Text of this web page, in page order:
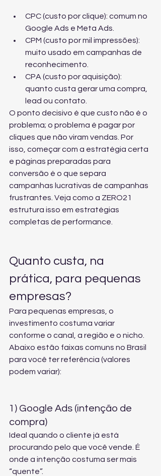
CPC (custo por clique): comum no
Google Ads e Meta Ads.
CPM (custo por mil impressões):
muito usado em campanhas de
reconhecimento.
CPA (custo por aquisição):
quanto custa gerar uma compra,
lead ou contato.
O ponto decisivo é que custo não é o
problema; o problema é pagar por
cliques que não viram vendas. Por
isso, começar com a estratégia certa
e páginas preparadas para
conversão é o que separa
campanhas lucrativas de campanhas
frustrantes. Veja como a ZERO21
estrutura isso em estratégias
completas de performance
Quanto custa, na
prática, para pequenas
empresas?
Para pequenas empresas, o
investimento costuma variar
conforme o canal, a região e o nicho.
Abaixo estão faixas comuns no Brasil
para você ter referência (valores
podem variar):
1) Google Ads (intenção de
compra)
Ideal quando o cliente já está
procurando pelo que você vende. É
onde a intenção costuma ser mais
“quente”.